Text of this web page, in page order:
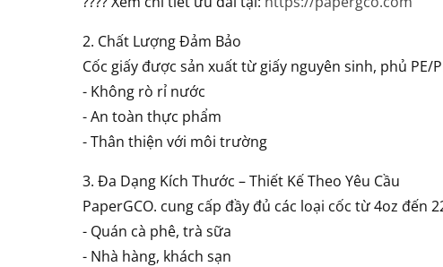
2. Chất Lượng Đảm Bảo
Cốc giấy được sản xuất từ giấy nguyên sinh, phủ PE/
- Không rò rỉ nước
- An toàn thực phẩm
- Thân thiện với môi trường
3. Đa Dạng Kích Thước – Thiết Kế Theo Yêu Cầu
PaperGCO. cung cấp đầy đủ các loại cốc từ 4oz đến
- Quán cà phê, trà sữa
- Nhà hàng, khách sạn